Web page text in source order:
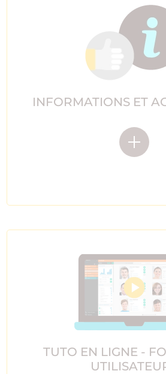
INFORMATIONS ET
TUTO EN LIGNE -